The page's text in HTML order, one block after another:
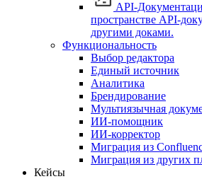
API-
пространстве API-
другими доками.
Функциональность
Выбор редактора
Единый источник
Аналитика
Брендирование
Мультиязычная
ИИ-помощник
ИИ-корректор
Миграция из
Миграция из других
Кейсы